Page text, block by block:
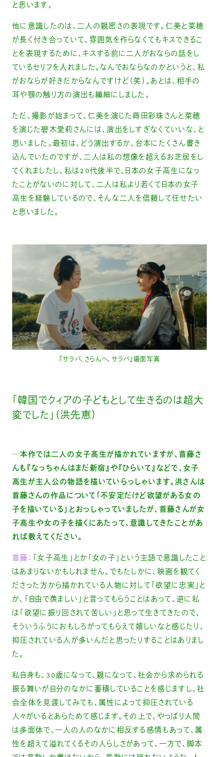
と思います。
他に意識したのは、二人の親密さの表現です。仁美と菜穂
が長く付き合っていて、雰囲気を作らなくてもキスできるこ
とを表現するために、キスする前に二人がおならの話をし
ているセリフを入れました。なんでおならなのかというと、私
がおならが好きだからなんですけど（笑）。あとは、相手の
耳や顎の触り方の演出も繊細にしました。
ただ、撮影が始まって、仁美を演じた蒔田彩珠さんと菜穂
を演じた碧木愛莉さんには、演出をしすぎなくていいな、と
思いました。最初は、どう演出するか、台本にたくさん書き
込んでいたのですが、二人は私の想像を超えるお芝居をし
てくれましたし、私は20代後半で、日本の女子高生になっ
たことがないのに対して、二人は私より若くて日本の女子
高生を経験しているので、そんな二人を信頼して任せたい
と思いました。
『サラバ、さらんへ、サラバ』場面写真
「韓国でクィアの子どもとして生きるのは超大
変でした」（洪先恵）
─本作では二人の女子高生が描かれていますが、首藤さ
んも『なっちゃんはまだ新宿』や『ひらいて』などで、女子
高生が主人公の物語を描いていらっしゃいます。洪さんは
首藤さんの作品について「不安定だけど欲望がある女の
子を描いている」とおっしゃっていましたが、首藤さんが女
子高生や女の子を描くにあたって、意識してきたことがあ
れば教えてください。
首藤： 「女子高生」とか「女の子」という主語で意識したこと
はあまりないかもしれません。でもたしかに、映画を観てく
ださった方から描かれている人物に対して「欲望に忠実」と
か、「自由で羨ましい」と言ってもらうことはあって、逆に私
は「欲望に振り回されて苦しい」と思って生きてきたので、
そういうふうにおもしろがってもらえて嬉しいなと感じたり、
抑圧されている人が多いんだと思ったりすることはありまし
た。
私自身も、30歳になって、親になって、社会から求められる
振る舞いが自分のなかに蓄積していることを感じますし、社
会全体を見渡してみても、属性によって抑圧されている
人々がいるとあらためて感じます。その上で、やっぱり人間
は多面体で、一人の人のなかに相反する感情もあって、属
性を超えて溢れてくるその人らしさがあって、一方で、脚本